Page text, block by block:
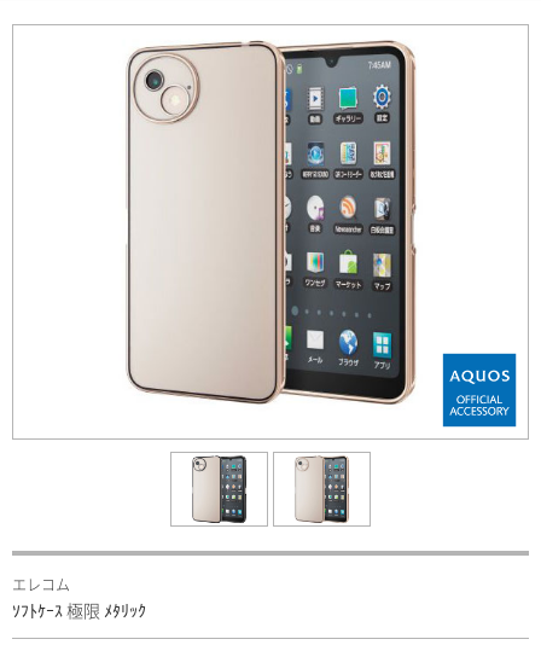
エレコム
ｿﾌﾄｹｰｽ 極限 ﾒﾀﾘｯｸ